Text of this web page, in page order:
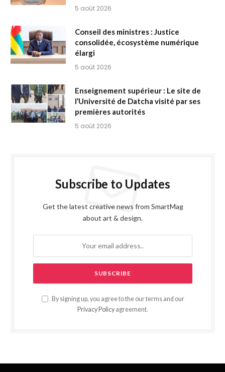
5 août 2026
Conseil des ministres : Justice
consolidée, écosystème numérique
élargi
5 août 2026
Enseignement supérieur : Le site de
l’Université de Datcha visité par ses
premières autorités
5 août 2026
Subscribe to Updates
Get the latest creative news from SmartMag
about art & design.
By signing up, you agree to the our terms and our
Privacy Policy agreement.